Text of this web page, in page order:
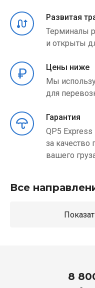
Развитая
Терминалы
и открыты
Цены ниже
Мы
для
Гарантия
QP5 Express
за качество
вашего
Все
8